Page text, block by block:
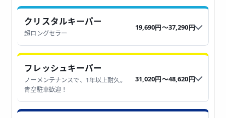
クリスタルキーパー
超ロングセラー
19,690円〜37,290円
フレッシュキーパー
ノーメンテナンスで、1年以上耐久。
青空駐車歓迎！
31,020円〜48,620円